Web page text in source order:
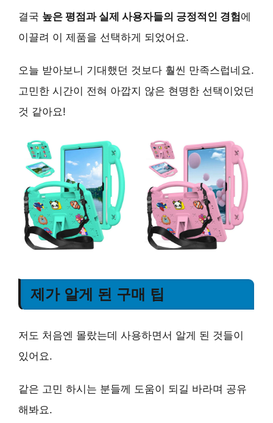
결국 높은 평점과 실제 사용자들의 긍정적인 경험에
이끌려 이 제품을 선택하게 되었어요.
오늘 받아보니 기대했던 것보다 훨씬 만족스럽네요.
고민한 시간이 전혀 아깝지 않은 현명한 선택이었던
것 같아요!
제가 알게 된 구매 팁
저도 처음엔 몰랐는데 사용하면서 알게 된 것들이
있어요.
같은 고민 하시는 분들께 도움이 되길 바라며 공유
해봐요.